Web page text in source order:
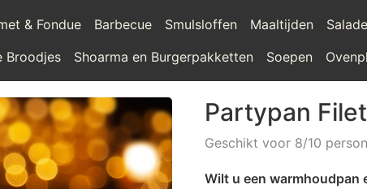
& Fondue Barbecue Smulsloffen Maaltijden
Broodjes Shoarma en Burgerpakketten Soepen
Partypan
Geschikt voor 8/10
Wilt u een warmhoudpan